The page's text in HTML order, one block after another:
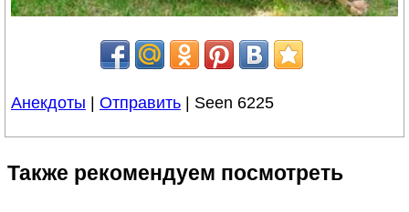
Анекдоты Отправить | Seen 6225
Также рекомендуем посмотреть